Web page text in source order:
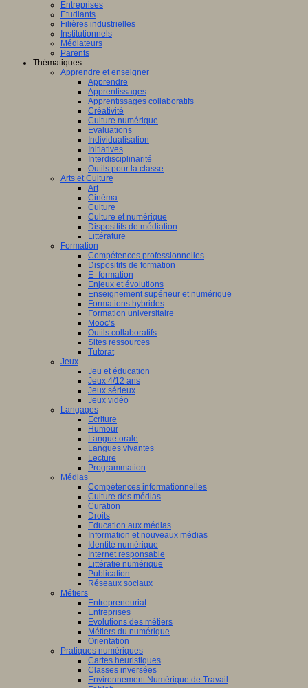
Entreprises
Etudiants
Filières industrielles
Institutionnels
Médiateurs
Parents
Thématiques
Apprendre et enseigner
Apprendre
Apprentissages
Apprentissages collaboratifs
Créativité
Culture numérique
Evaluations
Individualisation
Initiatives
Interdisciplinarité
Outils pour la classe
Arts et Culture
Art
Cinéma
Culture
Culture et numérique
Dispositifs de médiation
Littérature
Formation
Compétences professionnelles
Dispositifs de formation
E- formation
Enjeux et évolutions
Enseignement supérieur et numérique
Formations hybrides
Formation universitaire
Mooc’s
Outils collaboratifs
Sites ressources
Tutorat
Jeux
Jeu et éducation
Jeux 4/12 ans
Jeux sérieux
Jeux vidéo
Langages
Ecriture
Humour
Langue orale
Langues vivantes
Lecture
Programmation
Médias
Compétences informationnelles
Culture des médias
Curation
Droits
Education aux médias
Information et nouveaux médias
Identité numérique
Internet responsable
Littératie numérique
Publication
Réseaux sociaux
Métiers
Entrepreneuriat
Entreprises
Evolutions des métiers
Métiers du numérique
Orientation
Pratiques numériques
Cartes heuristiques
Classes inversées
Environnement Numérique de Travail